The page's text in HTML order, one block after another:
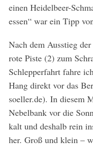
einen Heidelbeer-
essen“ war ein Tipp
Nach dem Ausstieg
rote Piste (2) zum
Schlepperfahrt fahre
Hang direkt vor das
soeller.de). In diesem
Nebelbank vor die
kalt und deshalb rein
her. Groß und klein –
c
f
r
: